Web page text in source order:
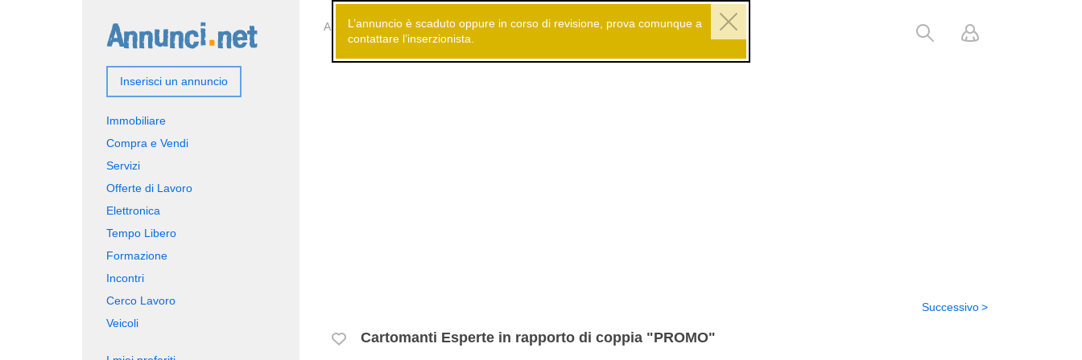
Annunci gratuiti Servizi Astrologia - Cartomanzia
L’annuncio è scaduto oppure in corso di revisione, prova comunque a
contattare l’inserzionista.
Cartomanti Esperte in rapporto di coppia "PROMO"
Successivo
Inserisci un annuncio
Immobiliare
Compra e Vendi
Servizi
Offerte di Lavoro
Elettronica
Tempo Libero
Formazione
Incontri
Cerco Lavoro
Veicoli